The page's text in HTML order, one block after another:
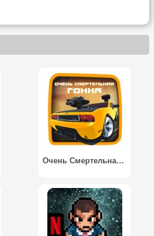
Очень Смертельная Гонка / Lethal Death Race